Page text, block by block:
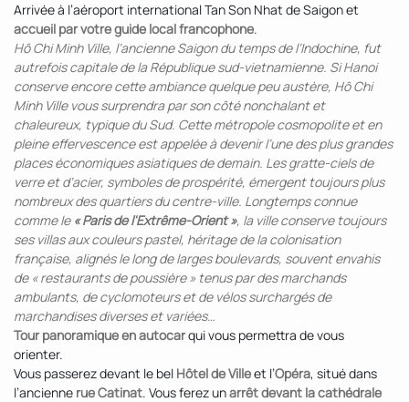
Arrivée à l’aéroport international Tan Son Nhat de Saigon et
accueil par votre guide local francophone.
Hô Chi Minh Ville, l’ancienne Saigon du temps de l’Indochine, fut
autrefois capitale de la République sud-vietnamienne. Si Hanoi
conserve encore cette ambiance quelque peu austère, Hô Chi
Minh Ville vous surprendra par son côté nonchalant et
chaleureux, typique du Sud. Cette métropole cosmopolite et en
pleine effervescence est appelée à devenir l’une des plus grandes
places économiques asiatiques de demain. Les gratte-ciels de
verre et d’acier, symboles de prospérité, émergent toujours plus
nombreux des quartiers du centre-ville. Longtemps connue
comme le « Paris de l'Extrême-Orient », la ville conserve toujours
ses villas aux couleurs pastel, héritage de la colonisation
française, alignés le long de larges boulevards, souvent envahis
de « restaurants de poussière » tenus par des marchands
ambulants, de cyclomoteurs et de vélos surchargés de
marchandises diverses et variées…
Tour panoramique en autocarqui vous permettra de vous
orienter.
Vous passerez devant le bel Hôtel de Villeet l’Opéra, situé dans
l’ancienne rue Catinat. Vous ferez unarrêt devant la cathédrale